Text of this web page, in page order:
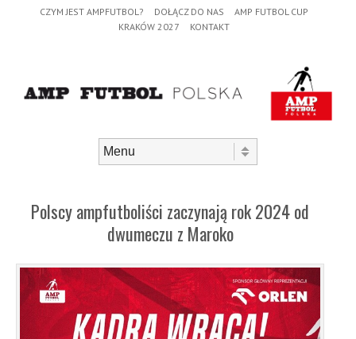
CZYM JEST AMPFUTBOL? DOŁĄCZ DO NAS
AMP FUTBOL CUP
KRAKÓW 2027
KONTAKT
Polscy ampfutboliści zaczynają rok 2024 od
dwumeczu z Maroko